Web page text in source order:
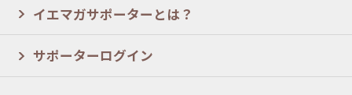
イエマガサポーターとは？
サポーターログイン